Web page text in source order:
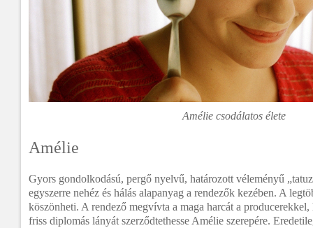
Amélie csodálatos élete
Amélie
Gyors gondolkodású, pergő nyelvű, határozott véleményű
egyszerre nehéz és hálás alapanyag a rendezők kezében. A
köszönheti. A rendező megvívta a maga harcát a
friss diplomás lányát szerződtethesse Amélie szerepére.